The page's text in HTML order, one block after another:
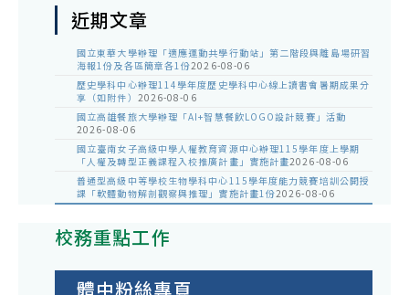
近期文章
國立東華大學辦理「適應運動共學行動站」第二階段與離島場研習
海報1份及各區簡章各1份2026-08-06
歷史學科中心辦理114學年度歷史學科中心線上讀書會暑期成果分
享（如附件） 2026-08-06
國立高雄餐旅大學辦理「AI+智慧餐飲LOGO設計競賽」活動
2026-08-06
國立臺南女子高級中學人權教育資源中心辦理115學年度上學期
「人權及轉型正義課程入校推廣計畫」實施計畫2026-08-06
普通型高級中等學校生物學科中心115學年度能力競賽培訓公開授
課「軟體動物解剖觀察與推理」實施計畫1份2026-08-06
校務重點工作
體中粉絲專頁